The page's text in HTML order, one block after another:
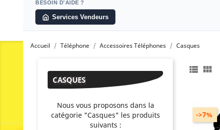
BESOIN D'AIDE ?
Services Vendeurs
Accueil Téléphone Accessoires Téléphones Casques
CASQUES
Nous vous proposons dans la
catégorie "Casques" les produits
suivants :
 
->7%